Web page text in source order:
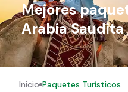
Mejores
Arabia Saudita
Inicio Paquetes Turísticos